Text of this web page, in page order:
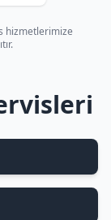
hizmetlerimize